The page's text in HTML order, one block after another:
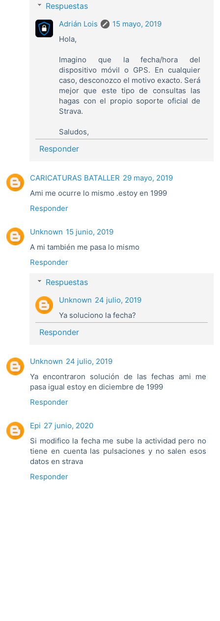
Respuestas
Adrián Lois
15 mayo, 2019
Hola,
Imagino que la fecha/hora del
dispositivo móvil o GPS. En cualquier
caso, desconozco el motivo exacto. Será
mejor que este tipo de consultas las
hagas con el propio soporte oficial de
Strava.
Saludos,
Responder
CARICATURAS BATALLER 29 mayo, 2019
Ami me ocurre lo mismo .estoy en 1999
Responder
Unknown 15 junio, 2019
A mi también me pasa lo mismo
Responder
Respuestas
Unknown 24 julio, 2019
Ya soluciono la fecha?
Responder
Unknown 24 julio, 2019
Ya encontraron solución de las fechas ami me
pasa igual estoy en diciembre de 1999
Responder
Epi 27 junio, 2020
Si modifico la fecha me sube la actividad pero no
tiene en cuenta las pulsaciones y no salen esos
datos en strava
Responder